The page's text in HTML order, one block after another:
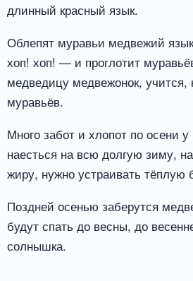
длинный красный язык.
Облепят муравьи медвежий
хоп! хоп! — и проглотит
медведицу медвежонок, учится,
муравьёв.
Много забот и хлопот по осени
наесться на всю долгую зиму,
жиру, нужно устраивать тёплую
Поздней осенью заберутся
будут спать до весны, до
солнышка.